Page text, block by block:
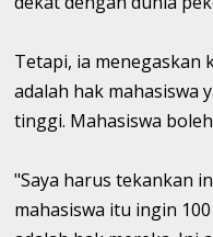
Tetapi, ia menegaskan
adalah hak mahasiswa
tinggi. Mahasiswa
"Saya harus tekankan
mahasiswa itu ingin